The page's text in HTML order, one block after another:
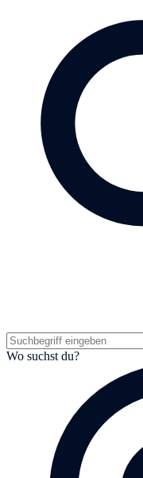
Wo suchst du?